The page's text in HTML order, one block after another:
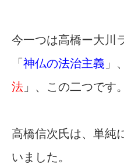
今一つは高橋ー大川
「 神仏の法治主義 」
法 」、この二つです。
高橋信次氏は、単純
いました。